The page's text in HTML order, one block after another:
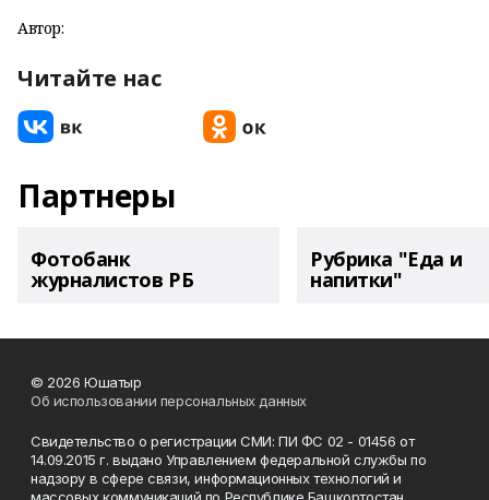
Автор:
Читайте нас
Партнеры
Фотобанк
журналистов РБ
Рубрика "Еда и
напитки"
© 2026 Юшатыр
Об использовании персональных данных
Свидетельство о регистрации СМИ: ПИ ФС 02 - 01456 от
14.09.2015 г. выдано Управлением федеральной службы по
надзору в сфере связи, информационных технологий и